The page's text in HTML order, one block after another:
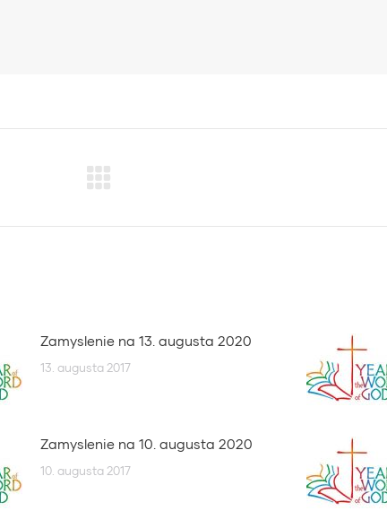
Zamyslenie na 13. augusta 2020
13. augusta 2017
Zamyslenie na 10. augusta 2020
10. augusta 2017